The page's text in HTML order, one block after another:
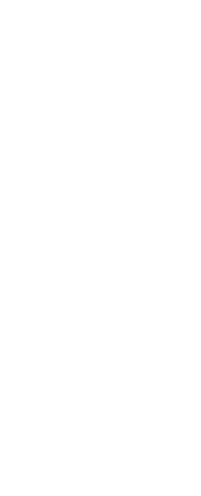
Navigation nach